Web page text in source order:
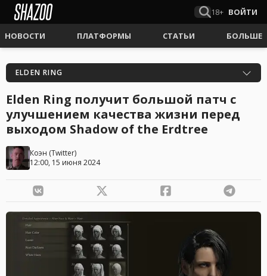
18+ ВОЙТИ
НОВОСТИ ПЛАТФОРМЫ СТАТЬИ БОЛЬШЕ
ELDEN RING
Elden Ring получит большой патч с
улучшением качества жизни перед
выходом Shadow of the Erdtree
Коэн (Twitter)
12:00, 15 июня 2024